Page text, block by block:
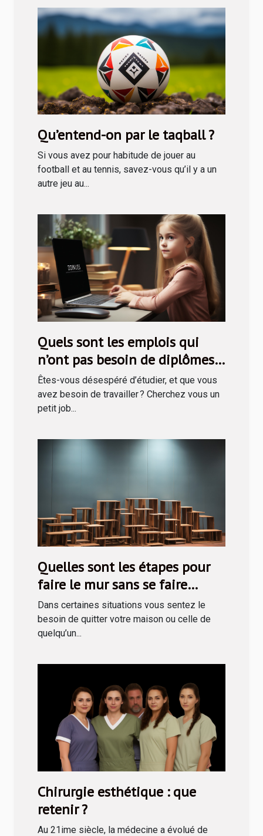
Qu’entend-on par le taqball ?
Si vous avez pour habitude de jouer au
football et au tennis, savez-vous qu’il y a un
autre jeu au...
Quels sont les emplois qui
n’ont pas besoin de diplômes
avant de recruter ?
Êtes-vous désespéré d’étudier, et que vous
avez besoin de travailler ? Cherchez vous un
petit job...
Quelles sont les étapes pour
faire le mur sans se faire
prendre ?
Dans certaines situations vous sentez le
besoin de quitter votre maison ou celle de
quelqu’un...
Chirurgie esthétique : que
retenir ?
Au 21ime siècle, la médecine a évolué de